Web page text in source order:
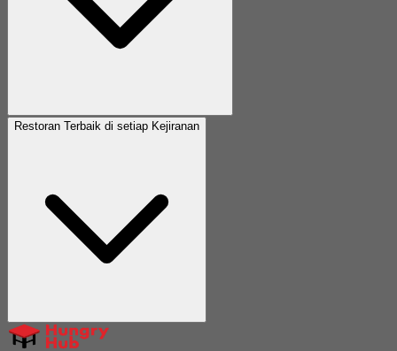
Restoran Terbaik di setiap Kejiranan